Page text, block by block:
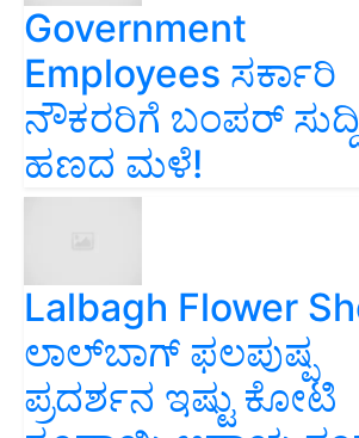
Government
Employees ಸರ್ಕಾರಿ
ನೌಕರರಿಗೆ ಬಂಪರ್‌
ಹಣದ ಮಳೆ!
Lalbagh Flower
ಲಾಲ್‌ಬಾಗ್ ಫಲಪುಷ್ಪ
ಪ್ರದರ್ಶನ ಇಷ್ಟು ಕೋಟಿ